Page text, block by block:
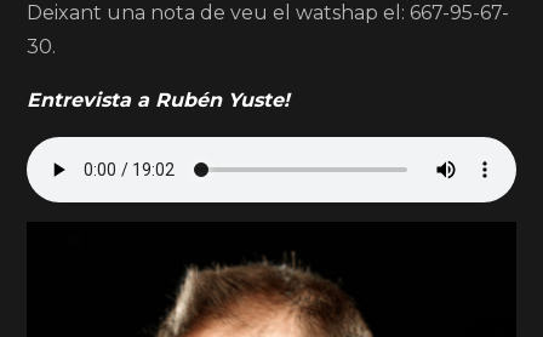
Deixant una nota de veu el watshap el: 667-95-67-
30.
Entrevista a Rubén Yuste!